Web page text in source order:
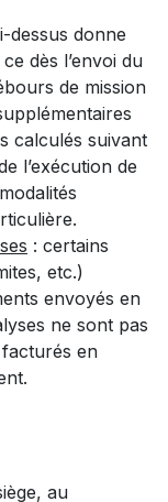
dessus donne
dès l’envoi du
de mission
calculés suivant
l’exécution de
: certains
etc.)
envoyés en
ne sont pas
en
au